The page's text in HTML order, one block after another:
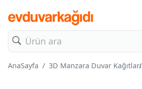
AnaSayfa 3D Manzara Duvar Kağıtları